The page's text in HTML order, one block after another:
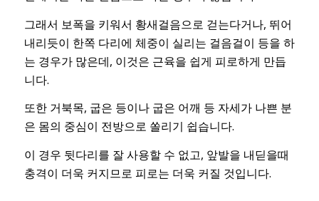
그래서 보폭을 키워서 황새걸음으로 걷는다거나, 뛰어
내리듯이 한쪽 다리에 체중이 실리는 걸음걸이 등을 하
는 경우가 많은데, 이것은 근육을 쉽게 피로하게 만듭
니다.
또한 거북목, 굽은 등이나 굽은 어깨 등 자세가 나쁜 분
은 몸의 중심이 전방으로 쏠리기 쉽습니다.
이 경우 뒷다리를 잘 사용할 수 없고, 앞발을 내딛을때
충격이 더욱 커지므로 피로는 더욱 커질 것입니다.